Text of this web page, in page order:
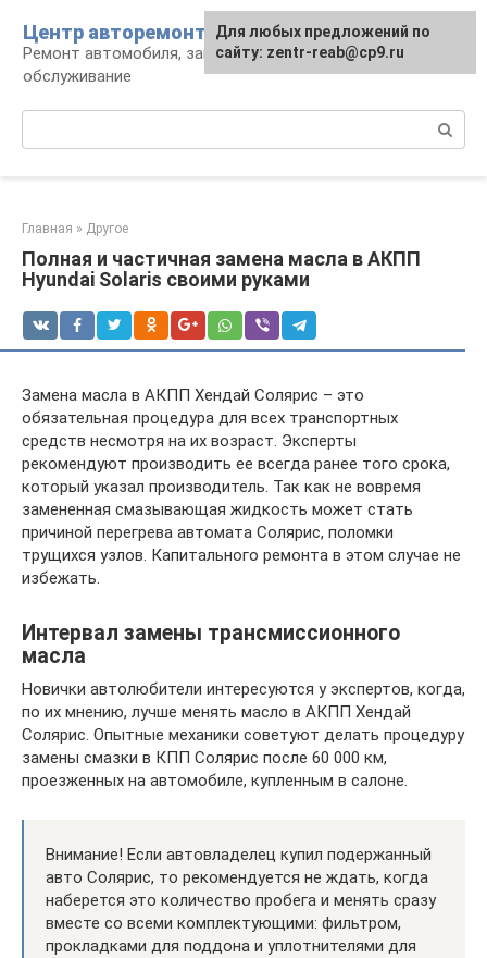
контенту
Центр авторемонта
Ремонт автомобиля, запчасти и
обслуживание
Главная » Другое
Полная и частичная замена масла в АКПП
Hyundai Solaris своими руками
Замена масла в АКПП Хендай Солярис – это
обязательная процедура для всех транспортных
средств несмотря на их возраст. Эксперты
рекомендуют производить ее всегда ранее того срока,
который указал производитель. Так как не вовремя
замененная смазывающая жидкость может стать
причиной перегрева автомата Солярис, поломки
трущихся узлов. Капитального ремонта в этом случае не
избежать.
Интервал замены трансмиссионного
масла
Новички автолюбители интересуются у экспертов, когда,
по их мнению, лучше менять масло в АКПП Хендай
Солярис. Опытные механики советуют делать процедуру
замены смазки в КПП Солярис после 60 000 км,
проезженных на автомобиле, купленным в салоне.
Внимание! Если автовладелец купил подержанный
авто Солярис, то рекомендуется не ждать, когда
наберется это количество пробега и менять сразу
вместе со всеми комплектующими: фильтром,
прокладками для поддона и уплотнителями для
Для любых предложений по
сайту: zentr-reab@cp9.ru